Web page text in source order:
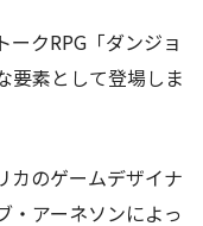
クRPG「ダンジョ
要素として登場しま
カのゲームデザイナ
・アーネソンによっ